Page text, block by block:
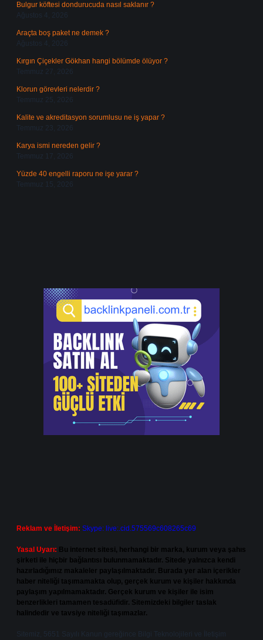
Bulgur köftesi dondurucuda nasıl saklanır ?
Ağustos 4, 2026
Araçta boş paket ne demek ?
Ağustos 4, 2026
Kırgın Çiçekler Gökhan hangi bölümde ölüyor ?
Temmuz 27, 2026
Klorun görevleri nelerdir ?
Temmuz 25, 2026
Kalite ve akreditasyon sorumlusu ne iş yapar ?
Temmuz 23, 2026
Karya ismi nereden gelir ?
Temmuz 17, 2026
Yüzde 40 engelli raporu ne işe yarar ?
Temmuz 15, 2026
Reklam ve İletişim: Skype: live:.cid.575569c608265c69
Yasal Uyarı: Bu internet sitesi, herhangi bir marka, kurum veya şahıs
şirketi ile hiçbir bağlantısı bulunmamaktadır. Sitede yalnızca kendi
hazırladığımız makaleler paylaşılmaktadır. Burada yer alan içerikler
haber niteliği taşımamakta olup, gerçek kurum ve kişiler hakkında
paylaşım yapılmamaktadır. Gerçek kurum ve kişiler ile isim
benzerlikleri tamamen tesadüfidir. Sitemizdeki bilgiler taslak
halindedir ve tavsiye niteliği taşımazlar.
Sitemiz, 5651 Sayılı Kanun gereğince Bilgi Teknolojileri ve İletişim